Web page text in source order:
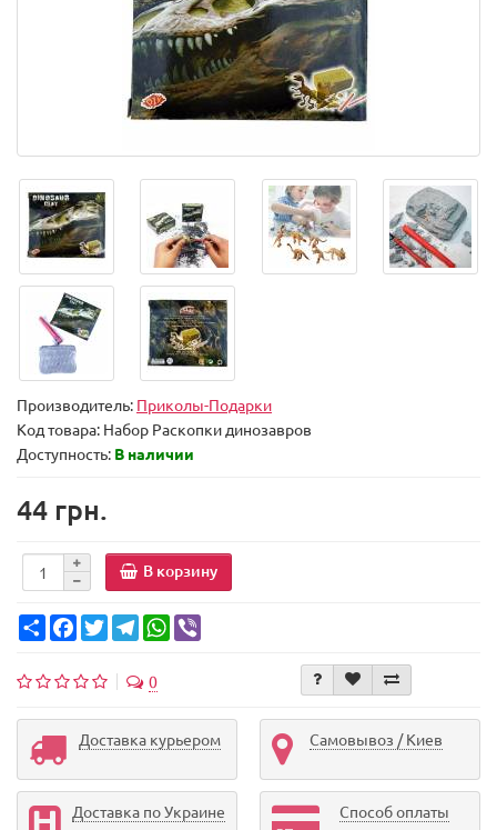
Производитель: Приколы-Подарки
Код товара: Набор Раскопки динозавров
Доступность: В наличии
44 грн.
В корзину
Share FacebookTwitterTelegramWhatsApp
0
Доставка курьером Самовывоз / Киев
Доставка по Украине Способ оплаты